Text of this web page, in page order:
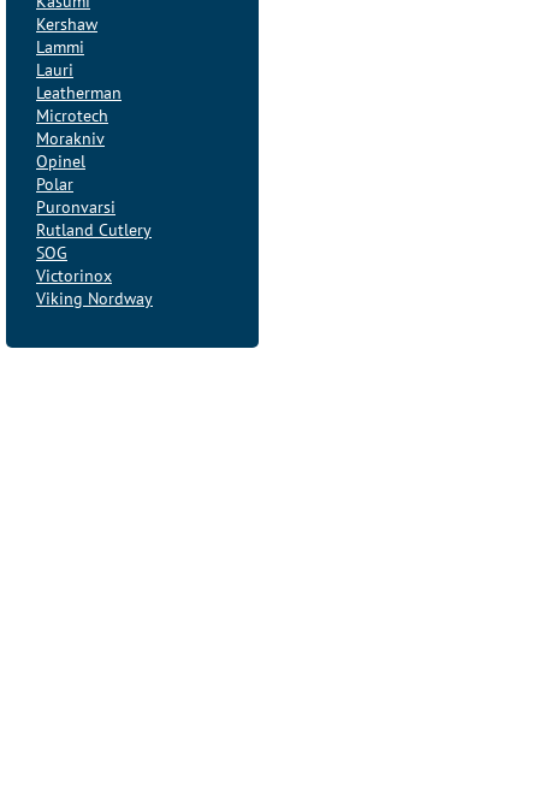
Kershaw
Lammi
Lauri
Leatherman
Microtech
Morakniv
Opinel
Polar
Puronvarsi
Rutland Cutlery
SOG
Victorinox
Viking Nordway